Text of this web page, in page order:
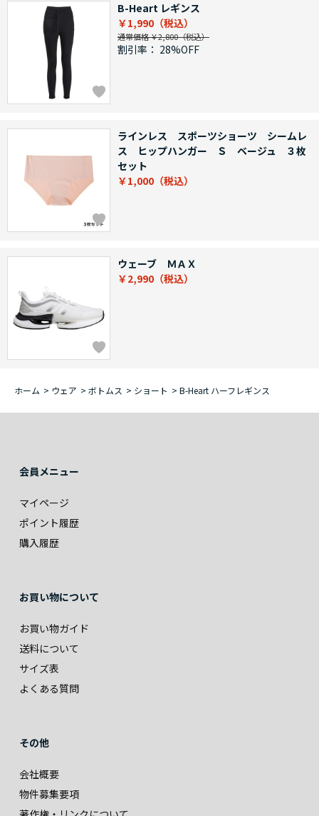
B-Heart レギンス
￥1,990
通常価格 ￥2,800
割引率： 28%OFF
ラインレス スポーツショーツ シームレ
ス ヒップハンガー Ｓ ベージュ ３枚
セット
￥1,000
ウェーブ ＭＡＸ
￥2,990
ホーム > ウェア > ボトムス > ショート > B-Heart ハーフレギンス
会員メニュー
マイページ
ポイント履歴
購入履歴
お買い物について
お買い物ガイド
送料について
サイズ表
よくある質問
その他
会社概要
物件募集要項